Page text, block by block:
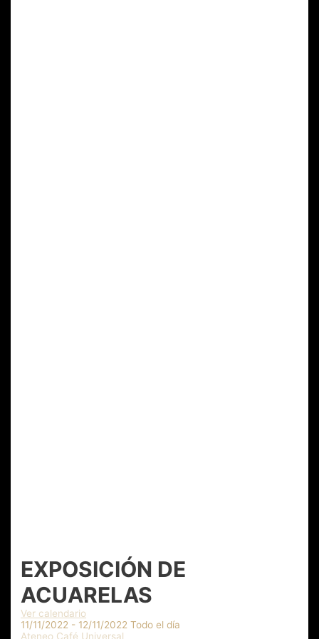
EXPOSICIÓN DE
ACUARELAS
Ver calendario
11/11/2022 - 12/11/2022 Todo el día
Ateneo Café Universal